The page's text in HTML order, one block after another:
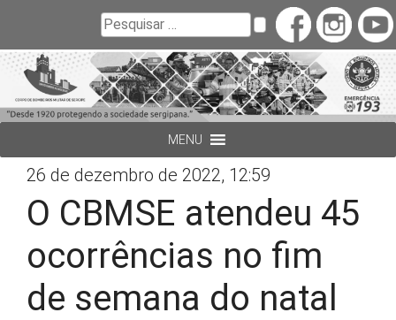
Pesquisar Buscar
MENU
26 de dezembro de 2022, 12:59
O CBMSE atendeu 45
ocorrências no fim
de semana do natal